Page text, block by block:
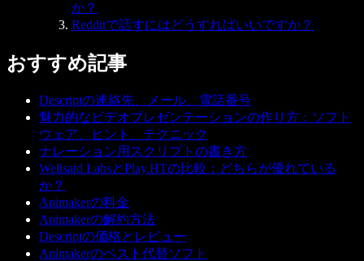
か？
Redditで話すにはどうすればいいですか？
おすすめ記事
Descriptの連絡先、メール、電話番号
魅力的なビデオプレゼンテーションの作り方：ソフト
ウェア、ヒント、テクニック
ナレーション用スクリプトの書き方
Wellsaid LabsとPlay.HTの比較：どちらが優れている
か？
Animakerの料金
Animakerの解約方法
Descriptの価格とレビュー
Animakerのベスト代替ソフト